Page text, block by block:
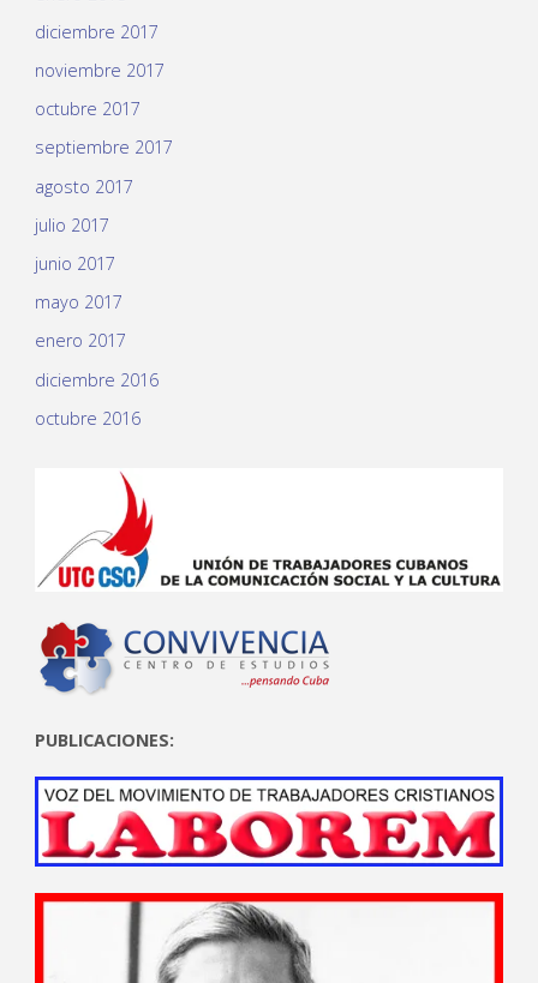
diciembre 2017
noviembre 2017
octubre 2017
septiembre 2017
agosto 2017
julio 2017
junio 2017
mayo 2017
enero 2017
diciembre 2016
octubre 2016
PUBLICACIONES: